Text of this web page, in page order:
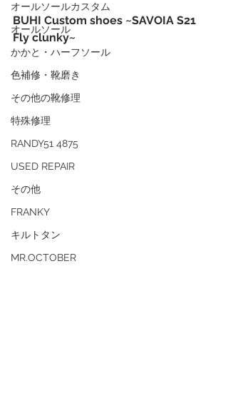
オールソールカスタム
オールソール
かかと・ハーフソール
色補修・靴磨き
その他の靴修理
特殊修理
RANDY51 4875
USED REPAIR
その他
FRANKY
キルトタン
MR.OCTOBER
BUHI Custom shoes ~SAVOIA S21
Fly clunky~